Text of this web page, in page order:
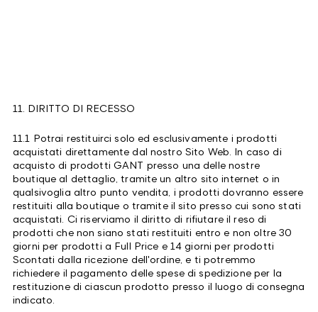
11. DIRITTO DI RECESSO
11.1 Potrai restituirci solo ed esclusivamente i prodotti
acquistati direttamente dal nostro Sito Web. In caso di
acquisto di prodotti GANT presso una delle nostre
boutique al dettaglio, tramite un altro sito internet o in
qualsivoglia altro punto vendita, i prodotti dovranno essere
restituiti alla boutique o tramite il sito presso cui sono stati
acquistati. Ci riserviamo il diritto di rifiutare il reso di
prodotti che non siano stati restituiti entro e non oltre 30
giorni per prodotti a Full Price e 14 giorni per prodotti
Scontati dalla ricezione dell'ordine, e ti potremmo
richiedere il pagamento delle spese di spedizione per la
restituzione di ciascun prodotto presso il luogo di consegna
indicato.